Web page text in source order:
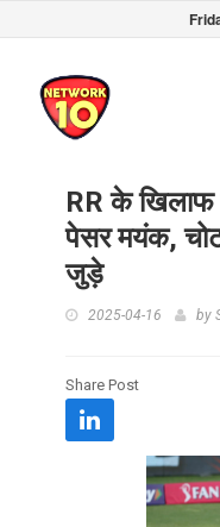
RR के
पेसर मयंक,
जुड़े
2025-04-16 by
Share Post